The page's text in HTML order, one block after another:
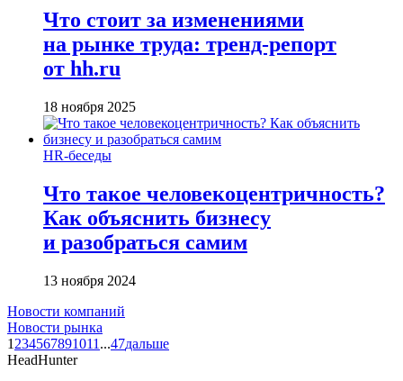
Что стоит за изменениями
на рынке труда: тренд-репорт
от hh.ru
18 ноября 2025
HR-беседы
Что такое человеко­центричность?
Как объяснить бизнесу
и разобраться самим
13 ноября 2024
Новости компаний
Новости рынка
1 234567891011 ...47дальше
HeadHunter